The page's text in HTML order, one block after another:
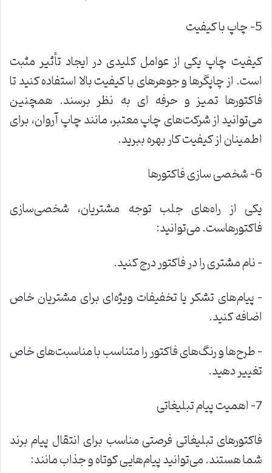
5- چاپ با کیفیت
کیفیت چاپ یکی از عوامل کلیدی در ایجاد تأثیر مثبت
است. از چاپگرها و جوهرهای با کیفیت بالا استفاده کنید تا
فاکتورها تمیز و حرفه ‌ای به نظر برسند. همچنین
می‌توانید از شرکت‌های چاپ معتبر، مانند چاپ آروان، برای
اطمینان از کیفیت کار بهره ببرید.
6- شخصی‌ سازی فاکتورها
یکی از راه‌های جلب توجه مشتریان، شخصی‌سازی
فاکتورهاست. می‌توانید:
–نام مشتری را در فاکتور درج کنید.
–پیام‌های تشکر یا تخفیفات ویژه‌ای برای مشتریان خاص
اضافه کنید.
–طرح‌ها و رنگ‌های فاکتور را متناسب با مناسبت‌های خاص
تغییر دهید.
7- اهمیت پیام تبلیغاتی
فاکتورهای تبلیغاتی فرصتی مناسب برای انتقال پیام برند
شما هستند. می‌توانید پیام‌هایی کوتاه و جذاب مانند: